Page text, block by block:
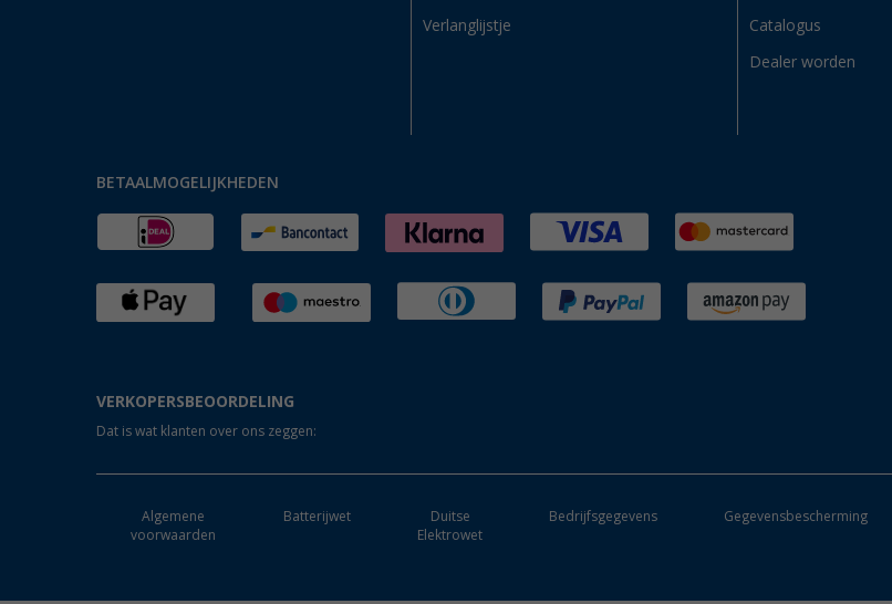
Verlanglijstje Catalogus
Dealer worden
BETAALMOGELIJKHEDEN
VERKOPERSBEOORDELING
Dat is wat klanten over ons zeggen:
Algemene
voorwaarden
Batterijwet
Duitse
Elektrowet
Bedrijfsgegevens Gegevensbescherming